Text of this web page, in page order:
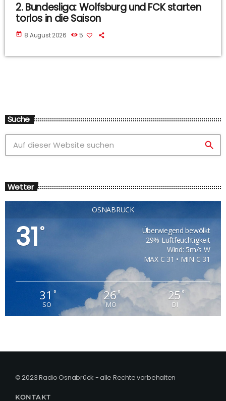
2. Bundesliga: Wolfsburg und FCK starten
torlos in die Saison
today 8 August 2026 5
Suche
search
Wetter
OSNABRÜCK
31 °
Überwiegend bewölkt
29% Luftfeuchtigkeit
Wind: 5m/s W
MAX C 31 • MIN C 31
31 °
SO
26°
MO
25°
DI
© 2023 Radio Osnabrück - alle Rechte vorbehalten
KONTAKT